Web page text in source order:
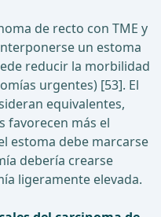
de recto con TME y
un estoma
reducir la morbilidad
urgentes) [53]. El
equivalentes,
favorecen más el
estoma debe marcarse
debería crearse
ligeramente elevada.